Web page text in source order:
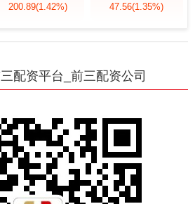
200.89(1.42%) 47.56(1.35%)
配资平台_前三配资公司